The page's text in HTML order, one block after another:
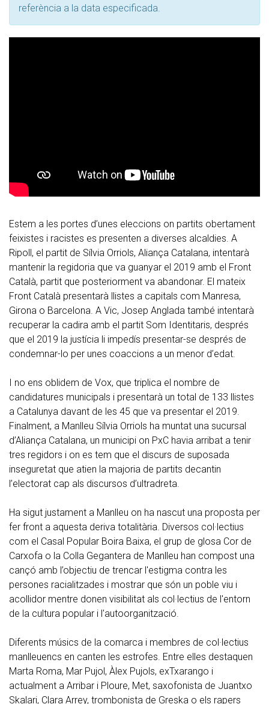
referència a la data especificada.
Estem a les portes d’unes eleccions on partits obertament
feixistes i racistes es presenten a diverses alcaldies. A
Ripoll, el partit de Sílvia Orriols, Aliança Catalana, intentarà
mantenir la regidoria que va guanyar el 2019 amb el Front
Català, partit que posteriorment va abandonar. El mateix
Front Català presentarà llistes a capitals com Manresa,
Girona o Barcelona. A Vic, Josep Anglada també intentarà
recuperar la cadira amb el partit Som Identitaris, després
que el 2019 la justícia li impedís presentar-se després de
condemnar-lo per unes coaccions a un menor d’edat.
I no ens oblidem de Vox, que triplica el nombre de
candidatures municipals i presentarà un total de 133 llistes
a Catalunya davant de les 45 que va presentar el 2019.
Finalment, a Manlleu Sílvia Orriols ha muntat una sucursal
d’Aliança Catalana, un municipi on PxC havia arribat a tenir
tres regidors i on es tem que el discurs de suposada
inseguretat que atien la majoria de partits decantin
l’electorat cap als discursos d’ultradreta.
Ha sigut justament a Manlleu on ha nascut una proposta per
fer front a aquesta deriva totalitària. Diversos col·lectius
com el Casal Popular Boira Baixa, el grup de glosa Cor de
Carxofa o la Colla Gegantera de Manlleu han compost una
cançó amb l’objectiu de trencar l'estigma contra les
persones racialitzades i mostrar que són un poble viu i
acollidor mentre donen visibilitat als col·lectius de l'entorn
de la cultura popular i l'autoorganització.
Diferents músics de la comarca i membres de col·lectius
manlleuencs en canten les estrofes. Entre elles destaquen
Marta Roma, Mar Pujol, Àlex Pujols, exTxarango i
actualment a Arribar i Ploure, Met, saxofonista de Juantxo
Skalari, Clara Arrey, trombonista de Greska o els rapers